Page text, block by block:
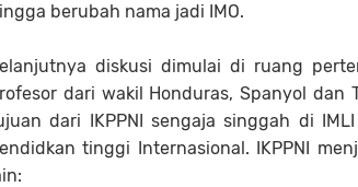
berubah nama jadi IMO.
diskusi dimulai di ruang
dari wakil Honduras, Spanyol dan
dari IKPPNI sengaja singgah di
tinggi Internasional. IKPPNI